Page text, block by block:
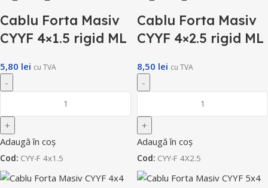
Cablu Forta Masiv
CYYF 4×1.5 rigid ML
5,80 lei cu TVA
Adaugă în coș
Cod: CYY-F 4x1.5
Cablu Forta Masiv
CYYF 4×2.5 rigid ML
8,50 lei cu TVA
Adaugă în coș
Cod: CYY-F 4X2.5